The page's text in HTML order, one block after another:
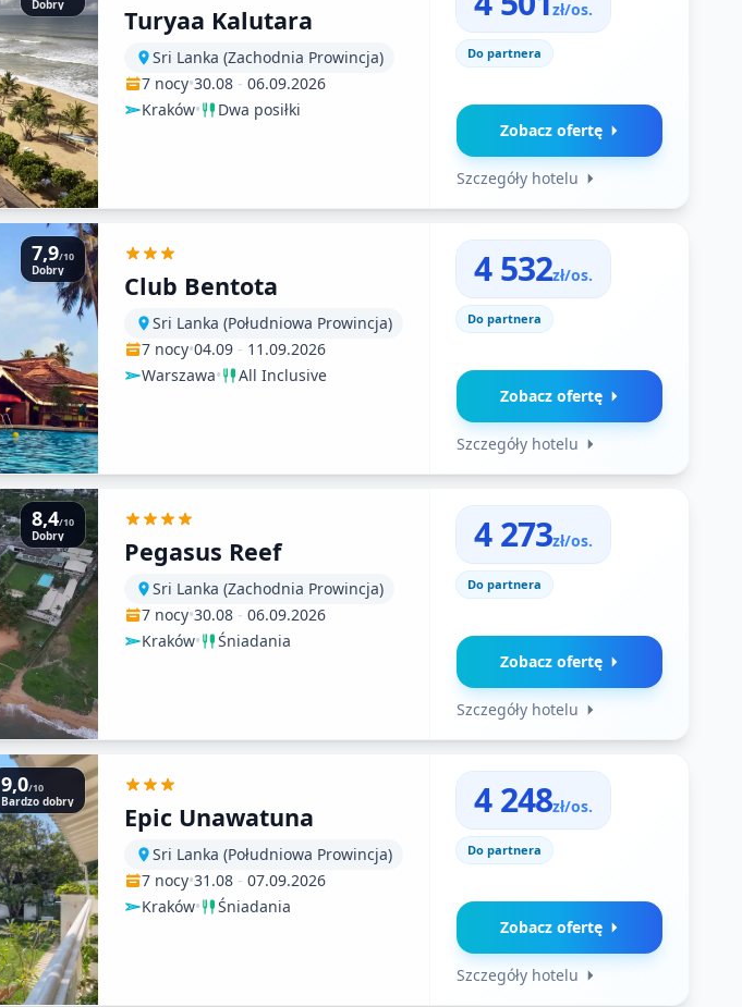
Dobry Turyaa Kalutara
Sri Lanka (Zachodnia Prowincja)
7 nocy•30.08 - 06.09.2026
Kraków• Dwa posiłki
zł/os.
Do partnera
Zobacz ofertę
Szczegóły hotelu
7,9/10
Dobry Club Bentota
Sri Lanka (Południowa Prowincja)
7 nocy•04.09 - 11.09.2026
Warszawa• All Inclusive
4 532zł/os.
Do partnera
Zobacz ofertę
Szczegóły hotelu
8,4/10
Dobry Pegasus Reef
Sri Lanka (Zachodnia Prowincja)
7 nocy•30.08 - 06.09.2026
Kraków• Śniadania
4 273zł/os.
Do partnera
Zobacz ofertę
Szczegóły hotelu
9,0/10
Bardzo dobry Epic Unawatuna
Sri Lanka (Południowa Prowincja)
7 nocy•31.08 - 07.09.2026
Kraków• Śniadania
4 248zł/os.
Do partnera
Zobacz ofertę
Szczegóły hotelu